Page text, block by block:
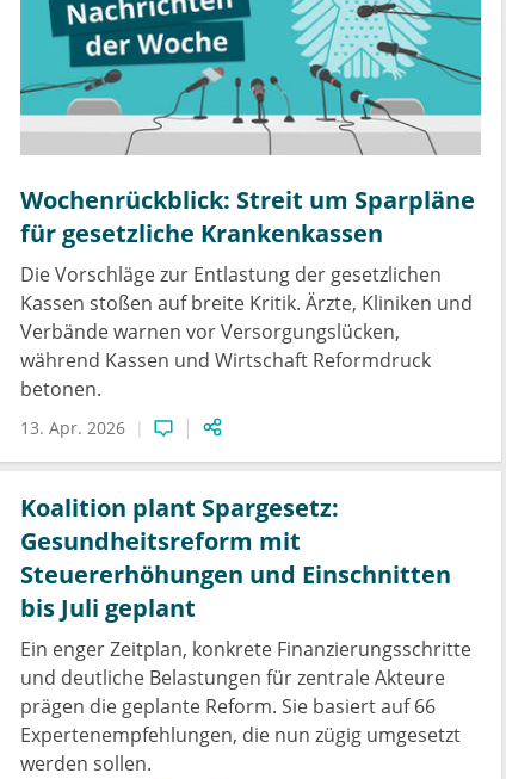
Wochenrückblick: Streit um Sparpläne
für gesetzliche Krankenkassen
Die Vorschläge zur Entlastung der gesetzlichen
Kassen stoßen auf breite Kritik. Ärzte, Kliniken und
Verbände warnen vor Versorgungslücken,
während Kassen und Wirtschaft Reformdruck
betonen.
13. Apr. 2026
Koalition plant Spargesetz:
Gesundheitsreform mit
Steuererhöhungen und Einschnitten
bis Juli geplant
Ein enger Zeitplan, konkrete Finanzierungsschritte
und deutliche Belastungen für zentrale Akteure
prägen die geplante Reform. Sie basiert auf 66
Expertenempfehlungen, die nun zügig umgesetzt
werden sollen.